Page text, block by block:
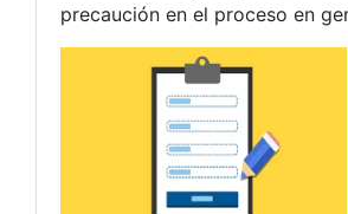
precaución en el proceso en